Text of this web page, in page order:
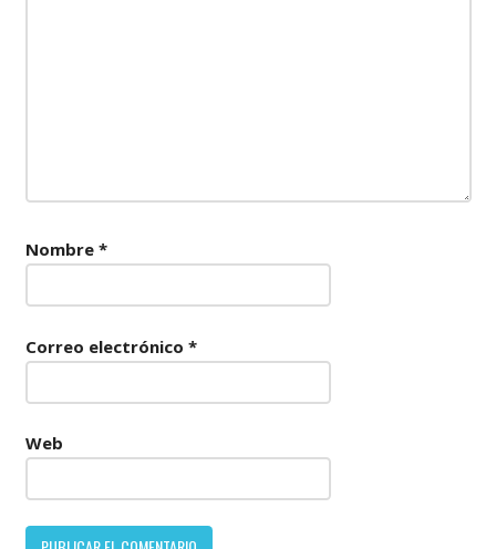
Nombre *
Correo electrónico *
Web